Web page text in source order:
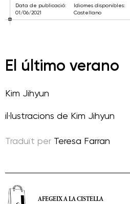
Data de publicació:
01/06/2021
Idiomes disponibles:
Castellano
El último verano
Kim Jihyun
il·lustracions de Kim Jihyun
Traduït per Teresa Farran
AFEGEIX A LA CISTELLA